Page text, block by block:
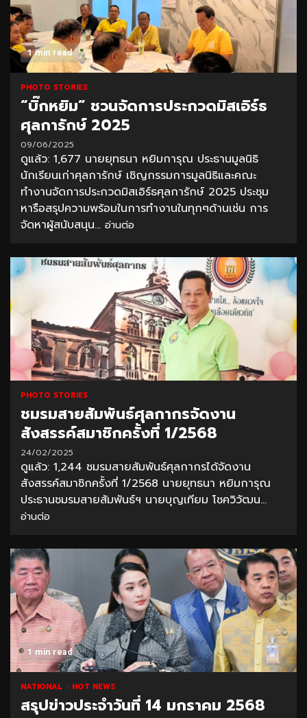
1 min read
PHOTO STORIES
“บิ๊กหยิม” ชวนจัดการประกวดมิสเอิร์ธ
ศุลการักษ์ 2025
09/06/2025
ดูแล้ว: 1,677 นายยุทธนา หยิมการุณ ประธานมูลนิธิ
นักเรียนเก่าศุลการักษ์ เชิญกรรมการมูลนิธิและคณะ
ทำงานจัดการประกวดมิสเอิร์ธศุลการักษ์ 2025 ประชุม
หารือสรุปความพร้อมในการทำงานในทุกๆด้านเช่น การ
จัดหาผู้สนับสนุน... อ่านต่อ
PHOTO STORIES
ชมรมสายสัมพันธ์ศุลกากรจัดงาน
สังสรรค์สมาชิกครั้งที่ 1/2568
24/02/2025
ดูแล้ว: 1,244 ชมรมสายสัมพันธ์ศุลกากรได้จัดงาน
สังสรรค์สมาชิกครั้งที่ 1/2568 นายยุทธนา หยิมการุณ
ประธานชมรมสายสัมพันธ์ฯ นายบุญเทียม โชควิวัฒน...
อ่านต่อ
1 min read
NATIONAL HOT NEWS
สรุปข่าวประจำวันที่ 14 มกราคม 2568